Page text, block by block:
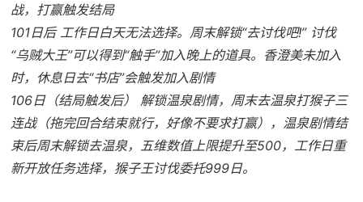
战，打赢触发结局
101日后 工作日白天无法选择。周末解锁“去讨伐吧!” 讨伐
“乌贼大王”可以得到“触手”加入晚上的道具。香澄美未加入
时，休息日去“书店”会触发加入剧情
106日（结局触发后） 解锁温泉剧情，周末去温泉打猴子三
连战（拖完回合结束就行，好像不要求打赢），温泉剧情结
束后周末解锁去温泉，五维数值上限提升至500，工作日重
新开放任务选择，猴子王讨伐委托999日。